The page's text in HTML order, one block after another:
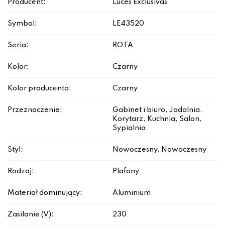
Producent: Luces Exclusivas
Symbol: LE43520
Seria: ROTA
Kolor: Czarny
Kolor producenta: Czarny
Przeznaczenie:
Gabinet i biuro, Jadalnia,
Korytarz, Kuchnia, Salon,
Sypialnia
Styl: Nowoczesny, Nowoczesny
Rodzaj: Plafony
Materiał dominujący: Aluminium
Zasilanie (V): 230